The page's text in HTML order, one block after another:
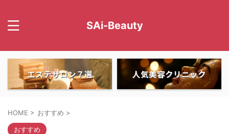
SAi-Beauty
エステサロン７選 人気美容クリニック
HOME > おすすめ >
おすすめ